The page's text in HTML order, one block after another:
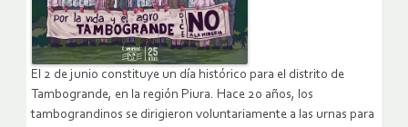
El 2 de junio constituye un día histórico para el distrito de
Tambogrande, en la región Piura. Hace 20 años, los
tambograndinos se dirigieron voluntariamente a las urnas para